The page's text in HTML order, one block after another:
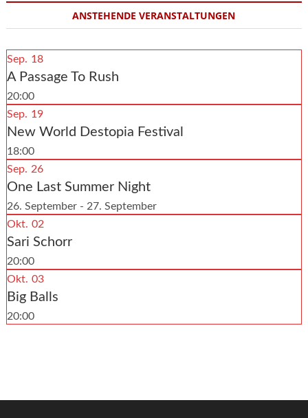
ANSTEHENDE VERANSTALTUNGEN
Sep. 18
A Passage To Rush
20:00
Sep. 19
New World Destopia Festival
18:00
Sep. 26
One Last Summer Night
26. September - 27. September
Okt. 02
Sari Schorr
20:00
Okt. 03
Big Balls
20:00